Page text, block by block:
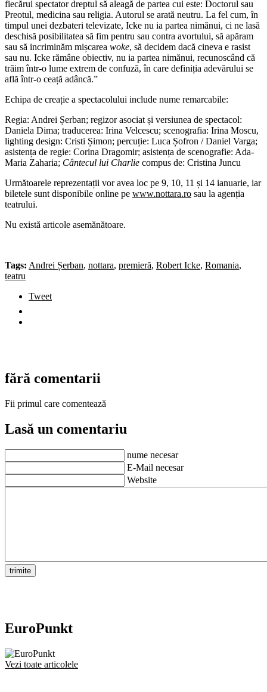
fiecărui spectator dreptul să aleagă de partea cui este: Doctorul sau
Preotul, medicina sau religia. Autorul se arată neutru. La fel cum, în
timpul unei dezbateri televizate, Icke nu ia partea nimănui, ci ne lasă
deschisă posibilitatea să fim pentru sau contra avortului, să apăram
sau să incriminăm mișcarea woke, să decidem dacă cineva e rasist
sau nu. Icke rămâne obiectiv, nu ia partea nimănui, recunoscând că
trăim într-o lume extrem de confuză, în care definiția adevărului se
află într-o ceață adâncă.”
Echipa de creație a spectacolului include nume remarcabile:
Regia: Andrei Șerban; regizor asociat și versiunea de spectacol:
Daniela Dima; traducerea: Irina Velcescu; scenografia: Irina Moscu,
lighting design: Cristi Șimon; percuție: Luca Șofron / Daniel Varga;
asistența de regie: Corina Dragomir; asistența de scenografie: Ada-
Maria Zaharia; Cântecul lui Charlie compus de: Cristina Juncu
Următoarele reprezentații vor avea loc pe 9, 10, 11 și 14 ianuarie, iar
biletele sunt disponibile online pe www.nottara.ro sau la agenția
teatrului.
Nu există articole asemănătoare.
Tags: Andrei Șerban, nottara, premieră, Robert Icke, Romania,
teatru
Tweet
fără comentarii
Fii primul care comentează
Lasă un comentariu
nume necesar
E-Mail necesar
Website
EuroPunkt
Vezi toate articolele